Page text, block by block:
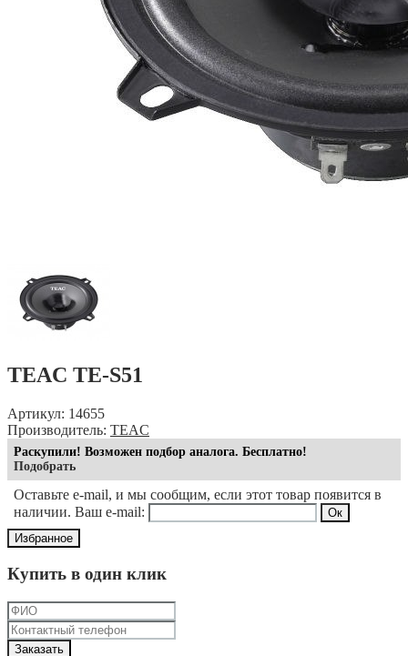
TEAC TE-S51
Артикул: 14655
Производитель: TEAC
Раскупили! Возможен подбор аналога. Бесплатно!
Подобрать
Оставьте e-mail, и мы сообщим, если этот товар появится в
наличии. Ваш e-mail:
Избранное
Купить в один клик